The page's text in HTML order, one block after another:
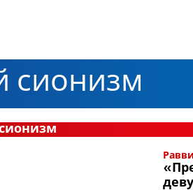
сионизм